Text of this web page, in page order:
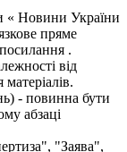
« Новини України
пряме
.
від
- повинна бути
абзаці
"Заява",